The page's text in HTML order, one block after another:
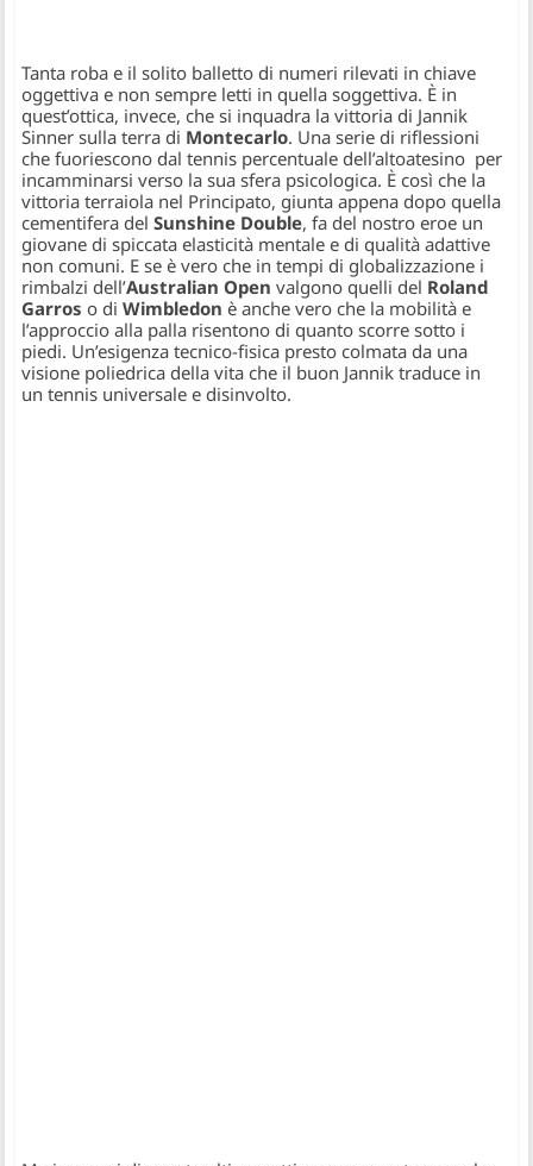
Tanta roba e il solito balletto di numeri rilevati in chiave
oggettiva e non sempre letti in quella soggettiva. È in
quest’ottica, invece, che si inquadra la vittoria di Jannik
Sinner sulla terra di Montecarlo. Una serie di riflessioni
che fuoriescono dal tennis percentuale dell’altoatesino per
incamminarsi verso la sua sfera psicologica. È così che la
vittoria terraiola nel Principato, giunta appena dopo quella
cementifera delSunshine Double, fa del nostro eroe un
giovane di spiccata elasticità mentale e di qualità adattive
non comuni. E se è vero che in tempi di globalizzazione i
rimbalzi dell’Australian Openvalgono quelli del Roland
Garroso diWimbledon è anche vero che la mobilità e
l’approccio alla palla risentono di quanto scorre sotto i
piedi. Un’esigenza tecnico-fisica presto colmata da una
visione poliedrica della vita che il buon Jannik traduce in
un tennis universale e disinvolto.